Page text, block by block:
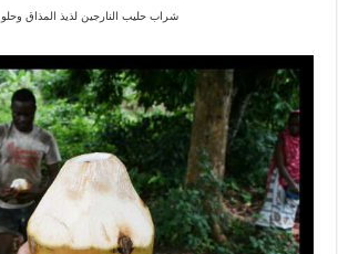
شراب حليب النارجين لذيذ المذاق وحلو